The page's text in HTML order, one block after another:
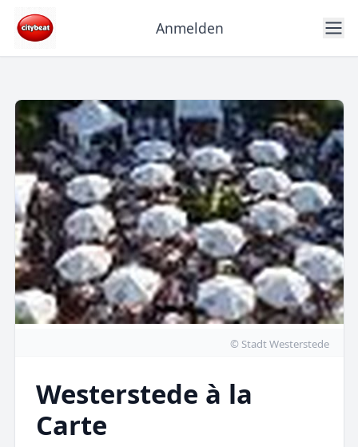
Anmelden
© Stadt Westerstede
Westerstede à la
Carte